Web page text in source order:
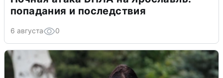
попадания и последствия
6 августа 0